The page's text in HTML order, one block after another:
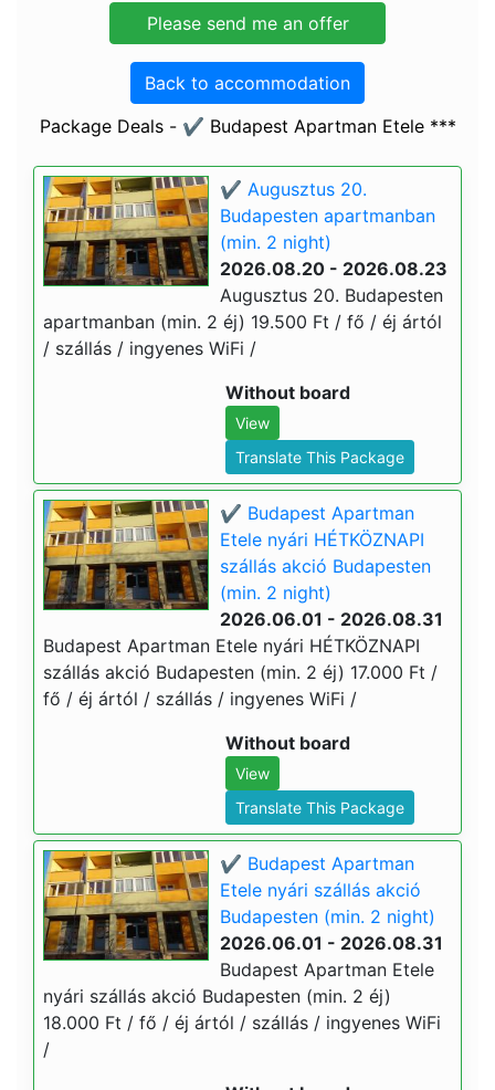
Back to accommodation
Package Deals - ✔️ Budapest Apartman Etele ***
✔️ Augusztus 20.
Budapesten apartmanban
(min. 2 night)
2026.08.20 - 2026.08.23
Augusztus 20. Budapesten
apartmanban (min. 2 éj) 19.500 Ft / fő / éj ártól
/ szállás / ingyenes WiFi /
Without board
View
Translate This Package
✔️ Budapest Apartman
Etele nyári HÉTKÖZNAPI
szállás akció Budapesten
(min. 2 night)
2026.06.01 - 2026.08.31
Budapest Apartman Etele nyári HÉTKÖZNAPI
szállás akció Budapesten (min. 2 éj) 17.000 Ft /
fő / éj ártól / szállás / ingyenes WiFi /
Without board
View
Translate This Package
✔️ Budapest Apartman
Etele nyári szállás akció
Budapesten (min. 2 night)
2026.06.01 - 2026.08.31
Budapest Apartman Etele
nyári szállás akció Budapesten (min. 2 éj)
18.000 Ft / fő / éj ártól / szállás / ingyenes WiFi
/